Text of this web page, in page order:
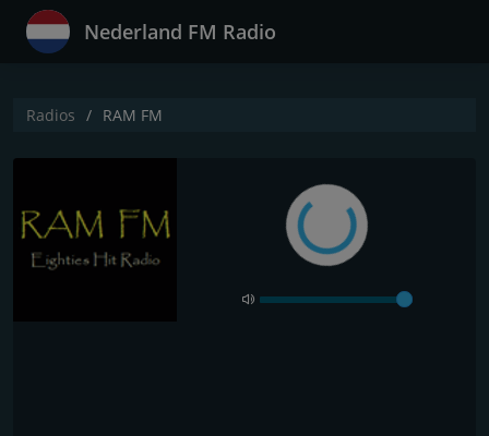
Nederland FM Radio
Radios RAM FM